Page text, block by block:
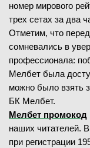
номер мирового
трех сетах за два
Отметим, что
сомневались в
профессионала:
Мелбет была
можно было взять
БК Мелбет.
Мелбет промокод
наших читателей.
при регистрации